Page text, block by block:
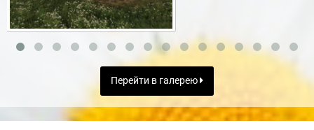
Перейти в галерею